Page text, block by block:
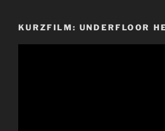
KURZFILM: UNDERFLOOR